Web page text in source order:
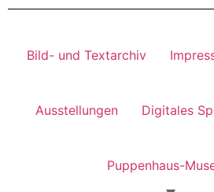
Bild- und Textarchiv
Ausstellungen Digitales
Puppenhaus-